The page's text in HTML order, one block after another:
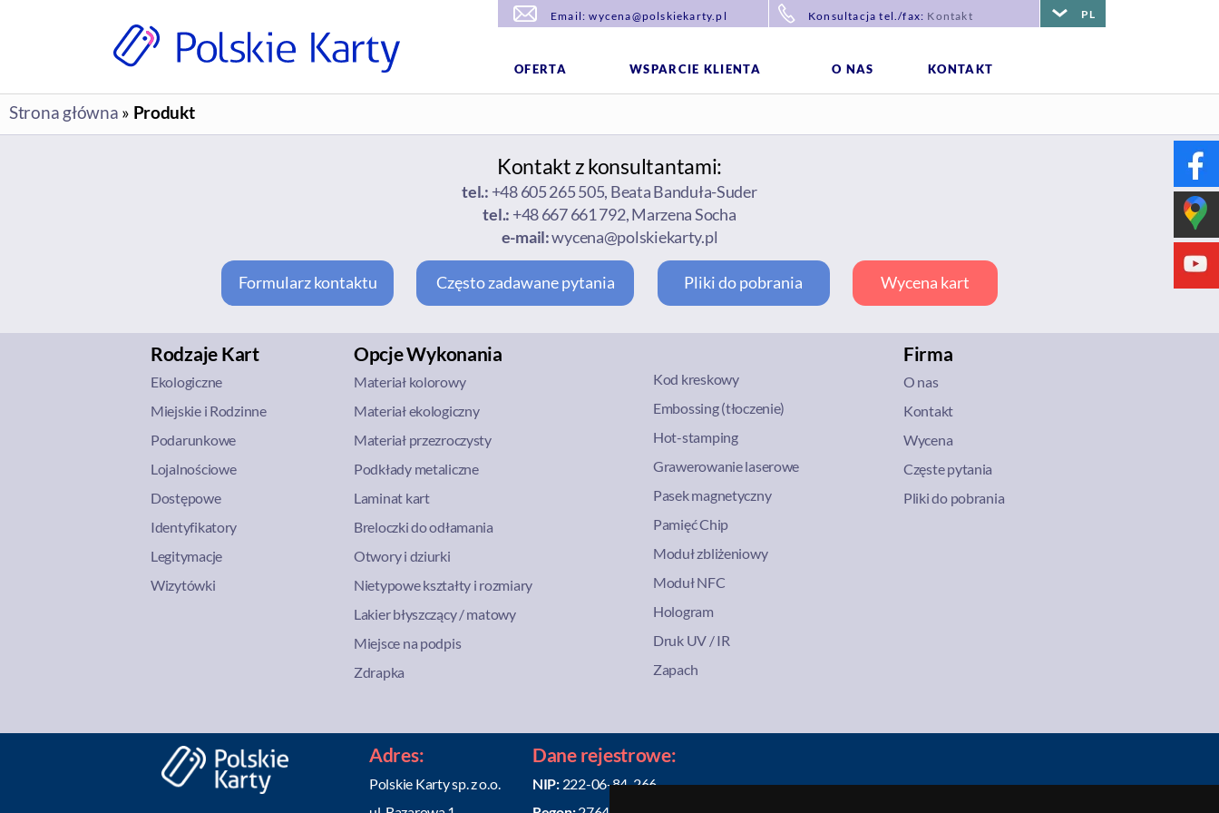
druk
Email: wycena@polskiekarty.pl Konsultacja tel./fax: Kontakt PL
OFERTA WSPARCIE KLIENTA O NAS KONTAKT
Strona główna » Produkt
Kontakt z konsultantami:
tel.: +48 605 265 505, Beata Banduła-Suder
tel.: +48 667 661 792, Marzena Socha
e-mail:wycena@polskiekarty.pl
Formularz kontaktu Często zadawane pytania Pliki do pobrania Wycena kart
Rodzaje Kart
Ekologiczne
Miejskie i Rodzinne
Podarunkowe
Lojalnościowe
Dostępowe
Identyfikatory
Legitymacje
Wizytówki
Opcje Wykonania
Materiał kolorowy
Materiał ekologiczny
Materiał przezroczysty
Podkłady metaliczne
Laminat kart
Breloczki do odłamania
Otwory i dziurki
Nietypowe kształty i rozmiary
Lakier błyszczący / matowy
Miejsce na podpis
Zdrapka
Kod kreskowy
Embossing (tłoczenie)
Hot-stamping
Grawerowanie laserowe
Pasek magnetyczny
Pamięć Chip
Moduł zbliżeniowy
Moduł NFC
Hologram
Druk UV / IR
Zapach
Firma
O nas
Kontakt
Wycena
Częste pytania
Pliki do pobrania
Adres:
Polskie Karty sp. z o.o.
Dane rejestrowe:
NIP:222-06-84-266